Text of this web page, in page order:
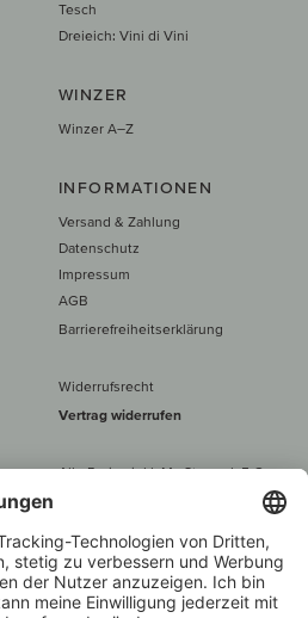
Tesch
Dreieich: Vini di Vini
WINZER
Winzer A–Z
INFORMATIONEN
Versand & Zahlung
Datenschutz
Impressum
AGB
Barrierefreiheitserklärung
Widerrufsrecht
Vertrag widerrufen
Alle Preise inkl. MwSt., zzgl. 5 €
60 € versand­kosten­